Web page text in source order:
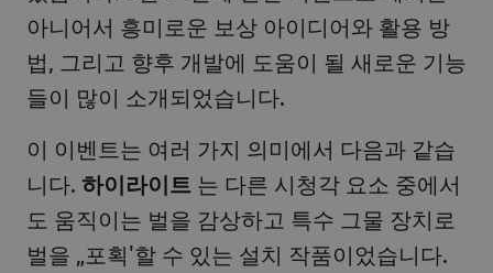
아니어서 흥미로운 보상 아이디어와 활용 방
법, 그리고 향후 개발에 도움이 될 새로운 기능
들이 많이 소개되었습니다.
이 이벤트는 여러 가지 의미에서 다음과 같습
니다. 하이라이트 는 다른 시청각 요소 중에서
도 움직이는 벌을 감상하고 특수 그물 장치로
벌을 „포획'할 수 있는 설치 작품이었습니다.